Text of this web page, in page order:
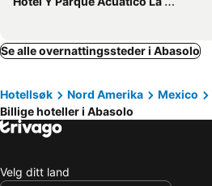
Se alle overnattingssteder i Abasolo
Hotellsøk Nord Amerika Mexico
Billige hoteller i Abasolo
Velg ditt land